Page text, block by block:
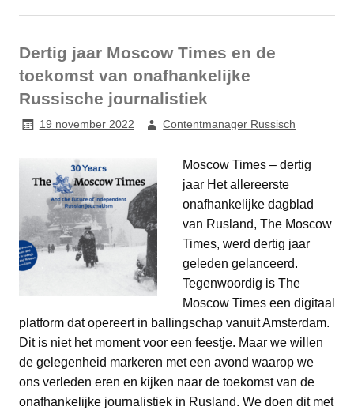
Dertig jaar Moscow Times en de
toekomst van onafhankelijke
Russische journalistiek
19 november 2022 Contentmanager Russisch
Moscow Times – dertig
jaar Het allereerste
onafhankelijke dagblad
van Rusland, The Moscow
Times, werd dertig jaar
geleden gelanceerd.
Tegenwoordig is The
Moscow Times een digitaal
platform dat opereert in ballingschap vanuit Amsterdam.
Dit is niet het moment voor een feestje. Maar we willen
de gelegenheid markeren met een avond waarop we
ons verleden eren en kijken naar de toekomst van de
onafhankelijke journalistiek in Rusland. We doen dit met